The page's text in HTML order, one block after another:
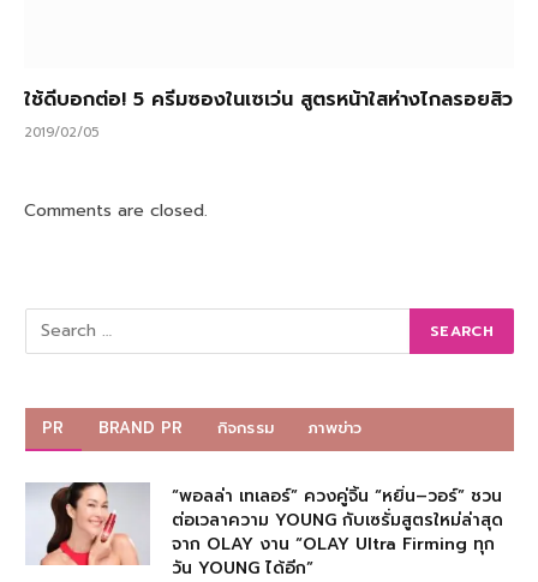
ใช้ดีบอกต่อ! 5 ครีมซองในเซเว่น สูตรหน้าใสห่างไกลรอยสิว
2019/02/05
Comments are closed.
PR BRAND PR กิจกรรม ภาพข่าว
“พอลล่า เทเลอร์” ควงคู่จิ้น “หยิ่น–วอร์” ชวน
ต่อเวลาความ YOUNG กับเซรั่มสูตรใหม่ล่าสุด
จาก OLAY งาน “OLAY Ultra Firming ทุก
วัน YOUNG ได้อีก”